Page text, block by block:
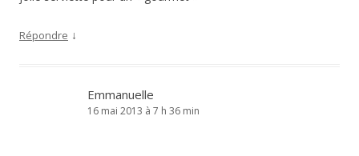
Répondre ↓
Emmanuelle
16 mai 2013 à 7 h 36 min